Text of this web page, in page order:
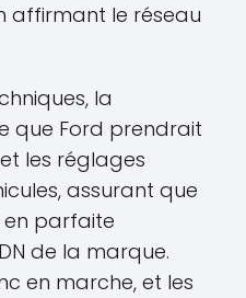
affirmant le réseau
la
que Ford prendrait
les réglages
assurant que
en parfaite
de la marque.
en marche, et les